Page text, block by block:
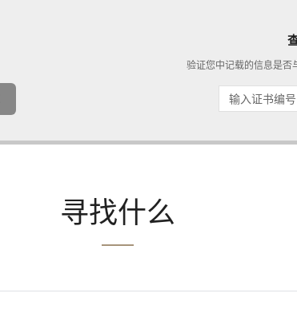
验证您中记载的信息是否
寻找什么